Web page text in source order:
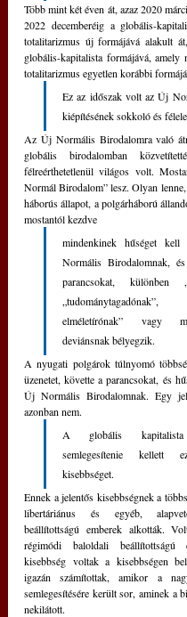
Több mint két éven át, azaz 2020
2022 decemberéig a globális-
totalitarizmus új formájává alakult
globális-kapitalista formájává, amely
totalitarizmus egyetlen korábbi
Ez az időszak volt az Új
kiépítésének sokkoló és
Az Új Normális Birodalomra való
globális birodalomban
félreérthetetlenül világos volt.
Normál Birodalom” lesz. Olyan
háborús állapot, a polgárháború
mostantól kezdve
mindenkinek hűséget
Normális Birodalomnak,
parancsokat, különben
„tudománytagadónak”,
elméletírónak” vagy
deviánsnak bélyegzik.
A nyugati polgárok túlnyomó
üzenetet, követte a parancsokat, és
Új Normális Birodalomnak. Egy
azonban nem.
A globális kapitalista
semlegesítenie kellett
kisebbséget.
Ennek a jelentős kisebbségnek a
libertáriánus és egyéb,
beállítottságú emberek alkották.
régimódi baloldali
kisebbség voltak a kisebbségen
igazán számítottak, amikor a
semlegesítésére került sor, aminek a
nekilátott.